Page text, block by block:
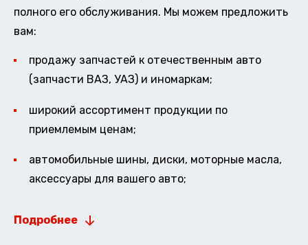
полного его обслуживания. Мы можем предложить
вам:
продажу запчастей к отечественным авто
(запчасти ВАЗ, УАЗ) и иномаркам;
широкий ассортимент продукции по
приемлемым ценам;
автомобильные шины, диски, моторные масла,
аксессуары для вашего авто;
Подробнее